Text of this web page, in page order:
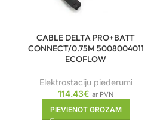
CABLE DELTA PRO+BATT
CONNECT/0.75M 5008004011
ECOFLOW
Elektrostaciju piederumi
114.43€ ar PVN
PIEVIENOT GROZAM